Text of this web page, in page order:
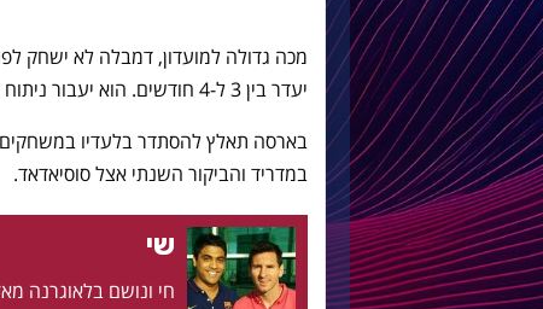
יעדר בין 3 ל-4 חודשים. הוא יעבור ניתוח בפינלנד.
בארסה תאלץ להסתדר בלעדיו במשחקים
במדריד והביקור השנתי אצל סוסיאדאד.
שי